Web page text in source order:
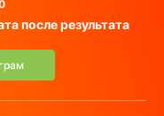
после результата